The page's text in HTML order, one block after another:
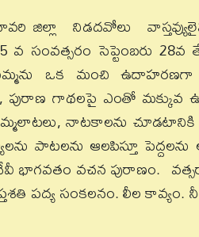
జిల్లా నిడదవోలు వాస్తవ్యులైన
వ సంవత్సరం సెప్టెంబరు
ఒక మంచి
గాథలపై ఎంతో మక్కువ
నాటకాలను చూడటానికి
పాటలను ఆలపిస్తూ
భాగవతం వచన పురాణం.
పద్య సంకలనం. లీల కావ్యం.